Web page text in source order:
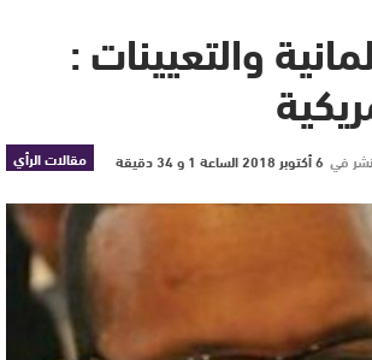
والتعيينات :
مقالات الرأي نشر في 6 أكتوبر 2018 الساعة 1 و 34 دقيقة